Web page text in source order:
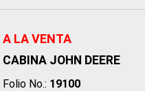
A LA VENTA
CABINA JOHN DEERE
Folio No.: 19100